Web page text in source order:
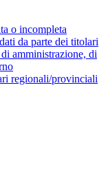
o incompleta
da parte dei titolari
amministrazione, di
regionali/provinciali